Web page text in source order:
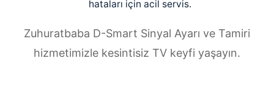
hataları için acil servis.
Zuhuratbaba D-Smart Sinyal Ayarı ve Tamiri
hizmetimizle kesintisiz TV keyfi yaşayın.